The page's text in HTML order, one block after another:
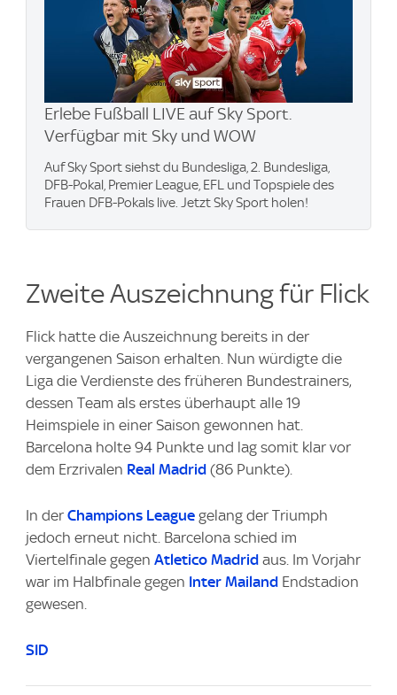
Erlebe Fußball LIVE auf Sky Sport.
Verfügbar mit Sky und WOW
Auf Sky Sport siehst du Bundesliga, 2. Bundesliga,
DFB-Pokal, Premier League, EFL und Topspiele des
Frauen DFB-Pokals live. Jetzt Sky Sport holen!
Zweite Auszeichnung für Flick
Flick hatte die Auszeichnung bereits in der
vergangenen Saison erhalten. Nun würdigte die
Liga die Verdienste des früheren Bundestrainers,
dessen Team als erstes überhaupt alle 19
Heimspiele in einer Saison gewonnen hat.
Barcelona holte 94 Punkte und lag somit klar vor
dem Erzrivalen Real Madrid (86 Punkte).
In der Champions League gelang der Triumph
jedoch erneut nicht. Barcelona schied im
Viertelfinale gegen Atletico Madrid aus. Im Vorjahr
war im Halbfinale gegen Inter Mailand Endstadion
gewesen.
SID